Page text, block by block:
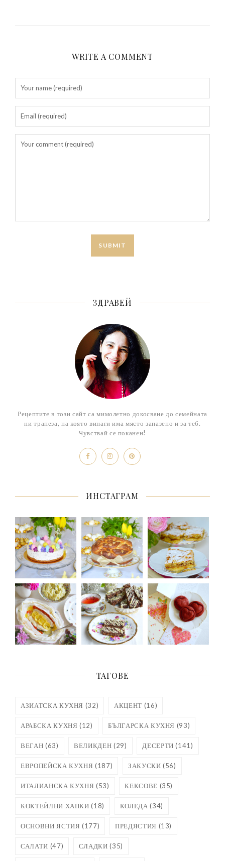
WRITE A COMMENT
ЗДРАВЕЙ
Рецептите в този сайт са мимолетно докосване до семейната
ни трапеза, на която винаги има място запазено и за теб.
Чувствай се поканен!
ИНСТАГРАМ
ТАГОВЕ
АЗИАТСКА КУХНЯ (32) АКЦЕНТ (16)
АРАБСКА КУХНЯ (12) БЪЛГАРСКА КУХНЯ (93)
ВЕГАН (63) ВЕЛИКДЕН (29) ДЕСЕРТИ (141)
ЕВРОПЕЙСКА КУХНЯ (187) ЗАКУСКИ (56)
ИТАЛИАНСКА КУХНЯ (53) КЕКСОВЕ (35)
КОКТЕЙЛНИ ХАПКИ (18) КОЛЕДА (34)
ОСНОВНИ ЯСТИЯ (177) ПРЕДЯСТИЯ (13)
САЛАТИ (47) СЛАДКИ (35)